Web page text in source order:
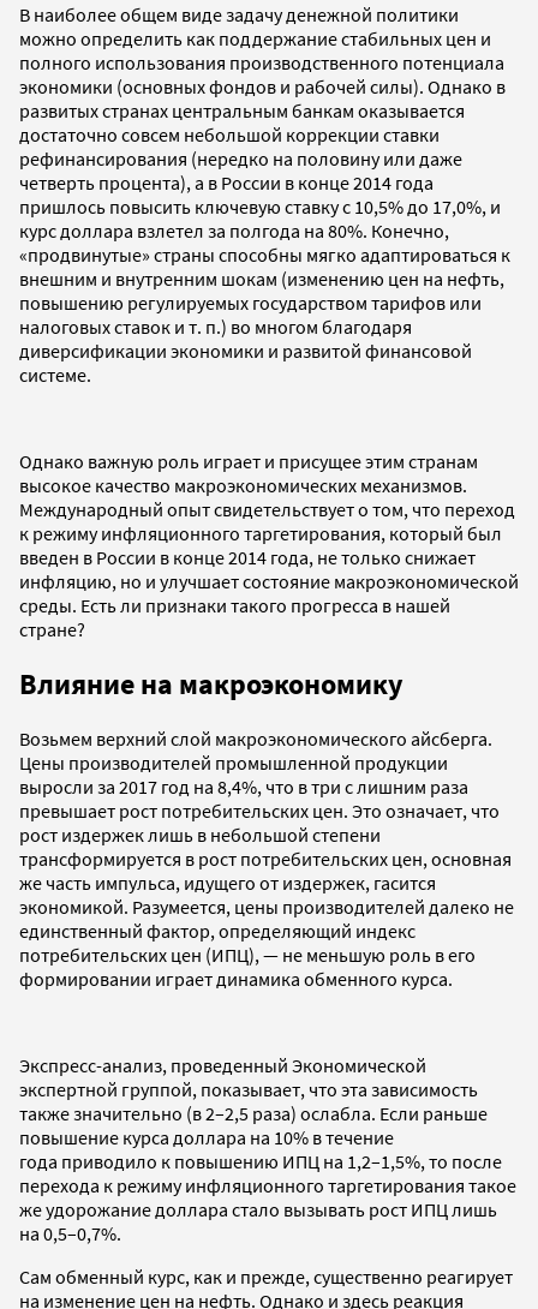
В наиболее общем виде задачу денежной политики
можно определить как поддержание стабильных цен и
полного использования производственного потенциала
экономики (основных фондов и рабочей силы). Однако в
развитых странах центральным банкам оказывается
достаточно совсем небольшой коррекции ставки
рефинансирования (нередко на половину или даже
четверть процента), а в России в конце 2014 года
пришлось повысить ключевую ставку с 10,5% до 17,0%, и
курс доллара взлетел за полгода на 80%. Конечно,
«продвинутые» страны способны мягко адаптироваться к
внешним и внутренним шокам (изменению цен на нефть,
повышению регулируемых государством тарифов или
налоговых ставок и т. п.) во многом благодаря
диверсификации экономики и развитой финансовой
системе.
Однако важную роль играет и присущее этим странам
высокое качество макроэкономических механизмов.
Международный опыт свидетельствует о том, что переход
к режиму инфляционного таргетирования, который был
введен в России в конце 2014 года, не только снижает
инфляцию, но и улучшает состояние макроэкономической
среды. Есть ли признаки такого прогресса в нашей
стране?
Влияние на макроэкономику
Возьмем верхний слой макроэкономического айсберга.
Цены производителей промышленной продукции
выросли за 2017 год на 8,4%, что в три с лишним раза
превышает рост потребительских цен. Это означает, что
рост издержек лишь в небольшой степени
трансформируется в рост потребительских цен, основная
же часть импульса, идущего от издержек, гасится
экономикой. Разумеется, цены производителей далеко не
единственный фактор, определяющий индекс
потребительских цен (ИПЦ), — не меньшую роль в его
формировании играет динамика обменного курса.
Экспресс-анализ, проведенный Экономической
экспертной группой, показывает, что эта зависимость
также значительно (в 2–2,5 раза) ослабла. Если раньше
повышение курса доллара на 10% в течение
года приводило к повышению ИПЦ на 1,2–1,5%, то после
перехода к режиму инфляционного таргетирования такое
же удорожание доллара стало вызывать рост ИПЦ лишь
на 0,5–0,7%.
Сам обменный курс, как и прежде, существенно реагирует
на изменение цен на нефть. Однако и здесь реакция